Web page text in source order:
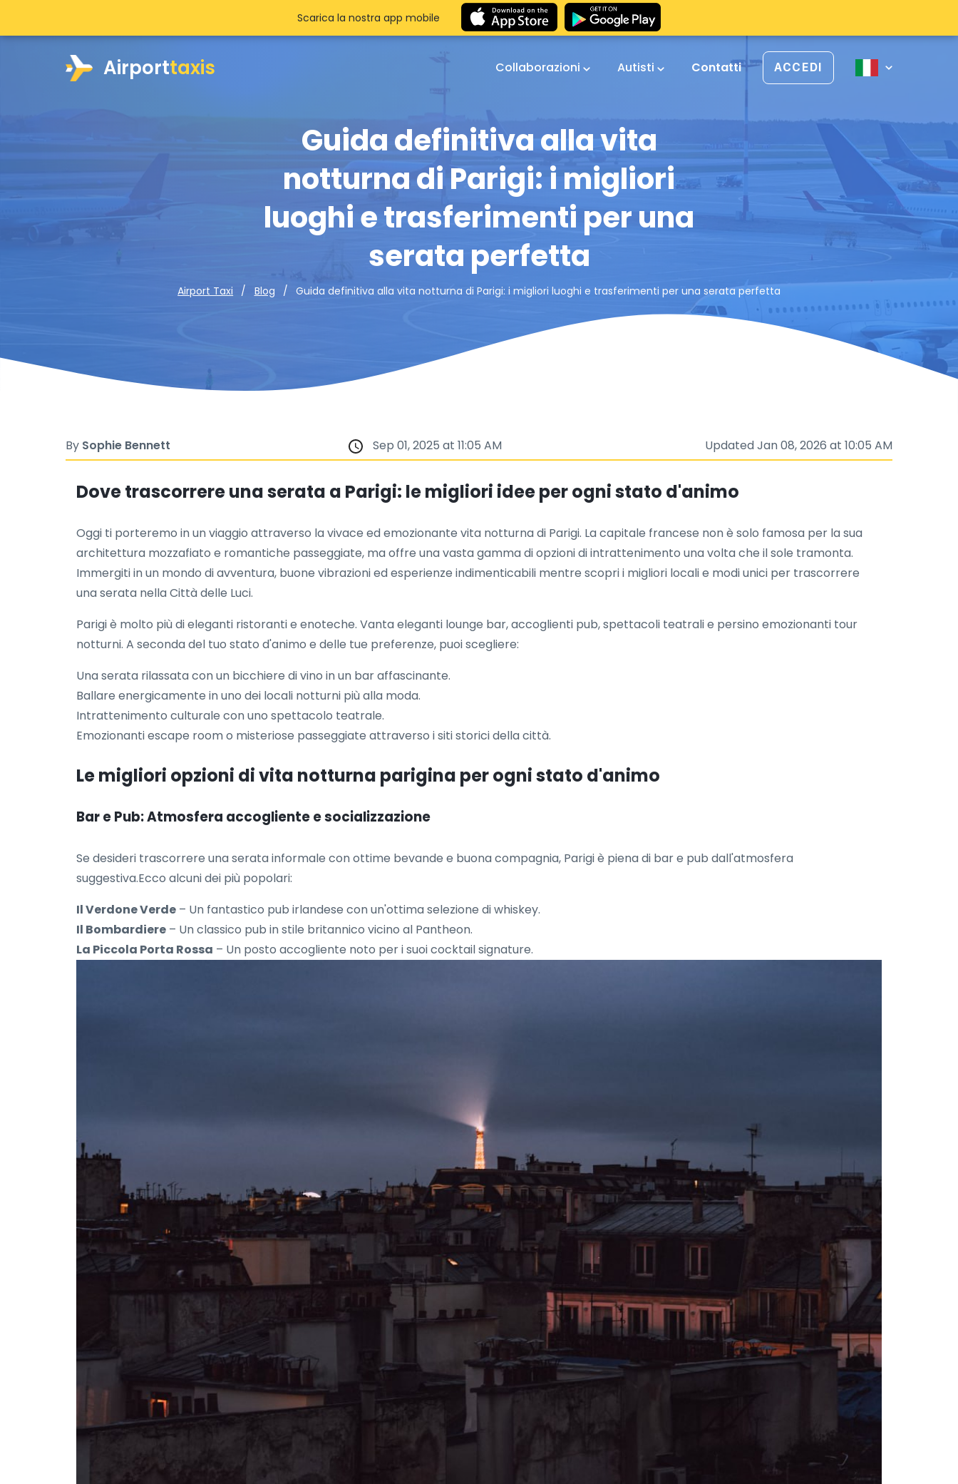
Airporttaxis Collaborazioni Autisti Contatti ACCEDI
Guida definitiva alla vita
notturna di Parigi: i migliori
luoghi e trasferimenti per una
serata perfetta
Airport Taxi Blog Guida definitiva alla vita notturna di Parigi: i migliori luoghi e trasferimenti per una serata perfetta
Scarica la nostra app mobile
By Sophie Bennett Sep 01, 2025 at 11:05 AM Updated Jan 08, 2026 at 10:05 AM
Dove trascorrere una serata a Parigi: le migliori idee per ogni stato d'animo
Oggi ti porteremo in un viaggio attraverso la vivace ed emozionante vita notturna di Parigi. La capitale francese non è solo famosa per la sua
architettura mozzafiato e romantiche passeggiate, ma offre una vasta gamma di opzioni di intrattenimento una volta che il sole tramonta.
Immergiti in un mondo di avventura, buone vibrazioni ed esperienze indimenticabili mentre scopri i migliori locali e modi unici per trascorrere
una serata nella Città delle Luci.
Parigi è molto più di eleganti ristoranti e enoteche. Vanta eleganti lounge bar, accoglienti pub, spettacoli teatrali e persino emozionanti tour
notturni. A seconda del tuo stato d'animo e delle tue preferenze, puoi scegliere:
Una serata rilassata con un bicchiere di vino in un bar affascinante.
Ballare energicamente in uno dei locali notturni più alla moda.
Intrattenimento culturale con uno spettacolo teatrale.
Emozionanti escape room o misteriose passeggiate attraverso i siti storici della città.
Le migliori opzioni di vita notturna parigina per ogni stato d'animo
Bar e Pub: Atmosfera accogliente e socializzazione
Se desideri trascorrere una serata informale con ottime bevande e buona compagnia, Parigi è piena di bar e pub dall'atmosfera
suggestiva.Ecco alcuni dei più popolari:
Il Verdone Verde – Un fantastico pub irlandese con un'ottima selezione di whiskey.
Il Bombardiere – Un classico pub in stile britannico vicino al Pantheon.
La Piccola Porta Rossa – Un posto accogliente noto per i suoi cocktail signature.